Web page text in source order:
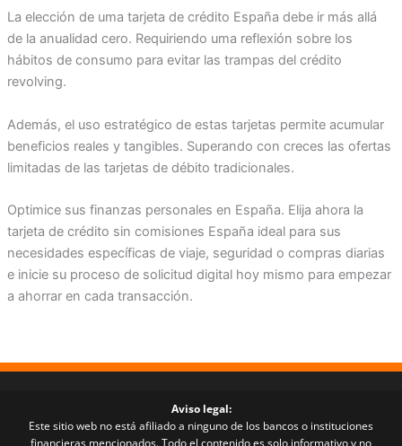
La elección de uma tarjeta de crédito España debe ir más allá
de la anualidad cero. Requiriendo uma reflexión sobre los
hábitos de consumo para evitar las trampas del crédito
revolving.
Además, el uso estratégico de estas tarjetas permite acumular
beneficios reales y tangibles. Superando con creces las ofertas
limitadas de las tarjetas de débito tradicionales.
Optimice sus finanzas personales en España. Elija ahora la
tarjeta de crédito sin comisiones España ideal para sus
necesidades específicas de viaje, seguridad o compras diarias
e inicie su proceso de solicitud digital hoy mismo para empezar
a ahorrar en cada transacción.
Aviso legal:
Este sitio web no está afiliado a ninguno de los bancos o instituciones
financieras mencionados. Todo el contenido es solo informativo y no